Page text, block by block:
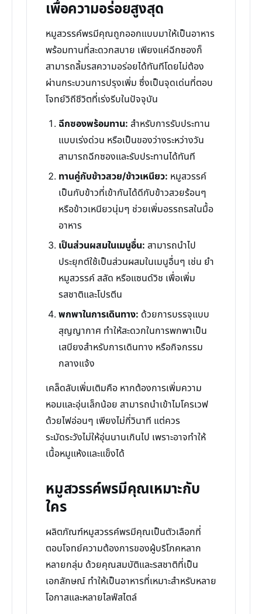
เพื่อความอร่อยสูงสุด
หมูสวรรค์พรมีคุณถูกออกแบบมาให้เป็นอาหาร
พร้อมทานที่สะดวกสบาย เพียงแค่ฉีกซองก็
สามารถลิ้มรสความอร่อยได้ทันทีโดยไม่ต้อง
ผ่านกระบวนการปรุงเพิ่ม ซึ่งเป็นจุดเด่นที่ตอบ
โจทย์วิถีชีวิตที่เร่งรีบในปัจจุบัน
ฉีกซองพร้อมทาน: สำหรับการรับประทาน
แบบเร่งด่วน หรือเป็นของว่างระหว่างวัน
สามารถฉีกซองและรับประทานได้ทันที
ทานคู่กับข้าวสวย/ข้าวเหนียว: หมูสวรรค์
เป็นกับข้าวที่เข้ากันได้ดีกับข้าวสวยร้อนๆ
หรือข้าวเหนียวนุ่มๆ ช่วยเพิ่มอรรถรสในมื้อ
อาหาร
เป็นส่วนผสมในเมนูอื่น: สามารถนำไป
ประยุกต์ใช้เป็นส่วนผสมในเมนูอื่นๆ เช่น ยำ
หมูสวรรค์ สลัด หรือแซนด์วิช เพื่อเพิ่ม
รสชาติและโปรตีน
พกพาในการเดินทาง: ด้วยการบรรจุแบบ
สุญญากาศ ทำให้สะดวกในการพกพาเป็น
เสบียงสำหรับการเดินทาง หรือกิจกรรม
กลางแจ้ง
เคล็ดลับเพิ่มเติมคือ หากต้องการเพิ่มความ
หอมและอุ่นเล็กน้อย สามารถนำเข้าไมโครเวฟ
ด้วยไฟอ่อนๆ เพียงไม่กี่วินาที แต่ควร
ระมัดระวังไม่ให้อุ่นนานเกินไป เพราะอาจทำให้
เนื้อหมูแห้งและแข็งได้
หมูสวรรค์พรมีคุณเหมาะกับ
ใคร
ผลิตภัณฑ์หมูสวรรค์พรมีคุณเป็นตัวเลือกที่
ตอบโจทย์ความต้องการของผู้บริโภคหลาก
หลายกลุ่ม ด้วยคุณสมบัติและรสชาติที่เป็น
เอกลักษณ์ ทำให้เป็นอาหารที่เหมาะสำหรับหลาย
โอกาสและหลายไลฟ์สไตล์